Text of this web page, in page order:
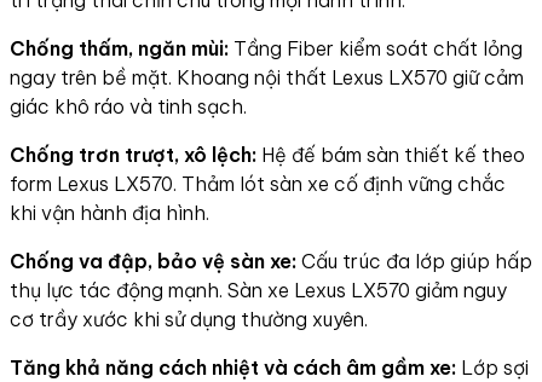
Chống thấm, ngăn mùi: Tầng Fiber kiểm soát chất lỏng
ngay trên bề mặt. Khoang nội thất Lexus LX570 giữ cảm
giác khô ráo và tinh sạch.
Chống trơn trượt, xô lệch: Hệ đế bám sàn thiết kế theo
form Lexus LX570. Thảm lót sàn xe cố định vững chắc
khi vận hành địa hình.
Chống va đập, bảo vệ sàn xe: Cấu trúc đa lớp giúp hấp
thụ lực tác động mạnh. Sàn xe Lexus LX570 giảm nguy
cơ trầy xước khi sử dụng thường xuyên.
Tăng khả năng cách nhiệt và cách âm gầm xe: Lớp sợi